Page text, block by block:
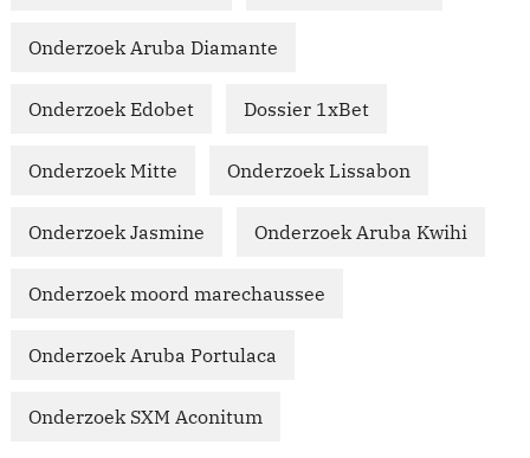
Onderzoek Aruba Diamante
Onderzoek Edobet Dossier 1xBet
Onderzoek Mitte Onderzoek Lissabon
Onderzoek Jasmine Onderzoek Aruba Kwihi
Onderzoek moord marechaussee
Onderzoek Aruba Portulaca
Onderzoek SXM Aconitum